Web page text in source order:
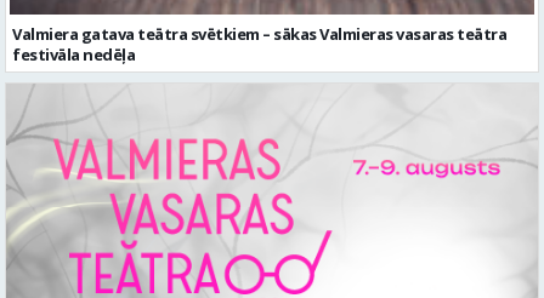
Valmiera gatava teātra svētkiem – sākas Valmieras vasaras teātra
festivāla nedēļa